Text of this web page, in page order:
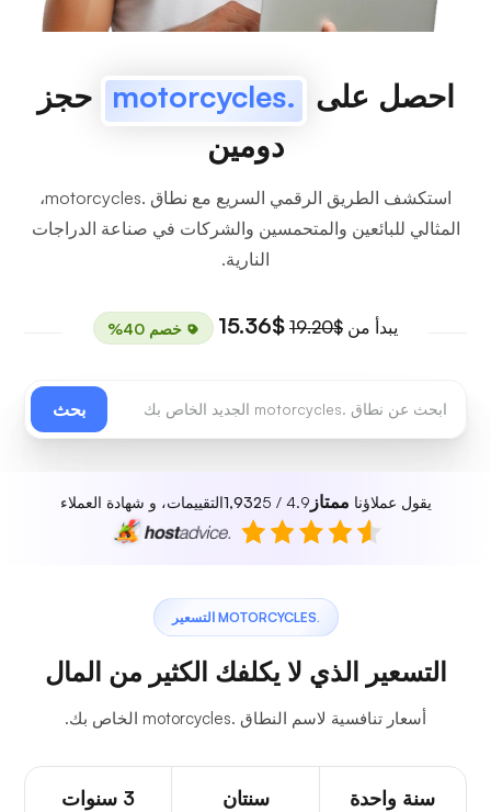
احصل على .motorcycles
حجز
دومين
استكشف الطريق الرقمي السريع مع نطاق .motorcycles،
المثالي للبائعين والمتحمسين والشركات في صناعة الدراجات
النارية.
يبدأ من $19.20
$15.36 خصم 40%
بحث
يقول عملاؤنا ممتاز 4.9 / 5
1,932التقييمات، و شهادة العملاء
.MOTORCYCLES التسعير
التسعير الذي لا يكلفك الكثير من المال
أسعار تنافسية لاسم النطاق .motorcycles الخاص بك.
سنة واحدة سنتان 3 سنوات